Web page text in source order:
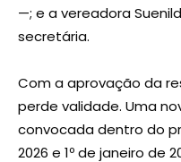
—; e a vereadora
secretária.
Com a aprovação da
perde validade. Uma
convocada dentro do
2026 e 1º de janeiro de